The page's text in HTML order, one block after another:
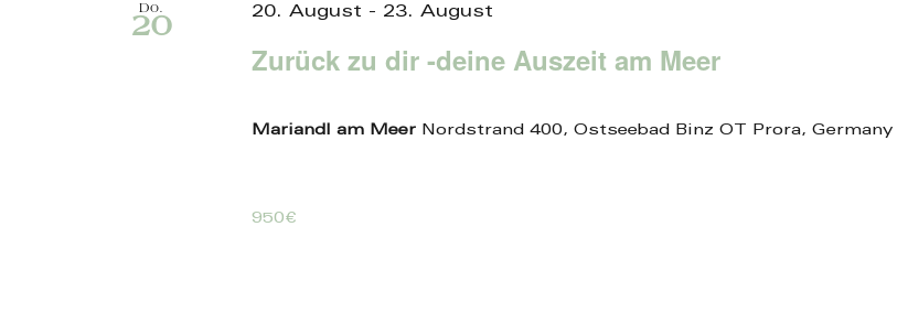
Do.
20
Zurück zu dir -deine Auszeit am Meer
20. August - 23. August
Mariandl am Meer Nordstrand 400, Ostseebad Binz OT Prora, Germany
950€